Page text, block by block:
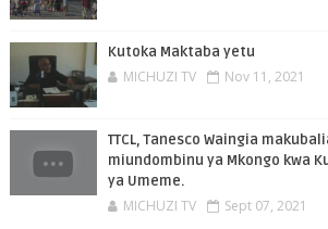
Kutoka Maktaba yetu
MICHUZI TV Nov 11, 2021
TTCL, Tanesco Waingia
miundombinu ya Mkongo kwa
ya Umeme.
MICHUZI TV Sept 07, 2021